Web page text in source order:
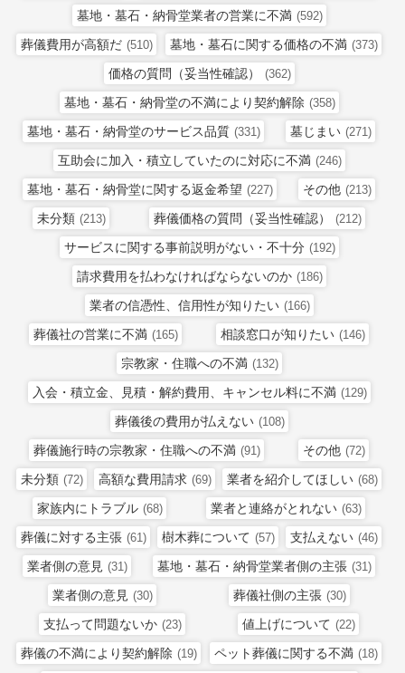
墓地・墓石・納骨堂業者の営業に不満 (592)
葬儀費用が高額だ (510) 墓地・墓石に関する価格の不満 (373)
価格の質問（妥当性確認） (362)
墓地・墓石・納骨堂の不満により契約解除 (358)
墓地・墓石・納骨堂のサービス品質 (331) 墓じまい (271)
互助会に加入・積立していたのに対応に不満 (246)
墓地・墓石・納骨堂に関する返金希望 (227) その他 (213)
未分類 (213) 葬儀価格の質問（妥当性確認） (212)
サービスに関する事前説明がない・不十分 (192)
請求費用を払わなければならないのか (186)
業者の信憑性、信用性が知りたい (166)
葬儀社の営業に不満 (165) 相談窓口が知りたい (146)
宗教家・住職への不満 (132)
入会・積立金、見積・解約費用、キャンセル料に不満 (129)
葬儀後の費用が払えない (108)
葬儀施行時の宗教家・住職への不満 (91) その他 (72)
未分類 (72) 高額な費用請求 (69) 業者を紹介してほしい (68)
家族内にトラブル (68) 業者と連絡がとれない (63)
葬儀に対する主張 (61) 樹木葬について (57) 支払えない (46)
業者側の意見 (31) 墓地・墓石・納骨堂業者側の主張 (31)
業者側の意見 (30) 葬儀社側の主張 (30)
支払って問題ないか (23) 値上げについて (22)
葬儀の不満により契約解除 (19) ペット葬儀に関する不満 (18)